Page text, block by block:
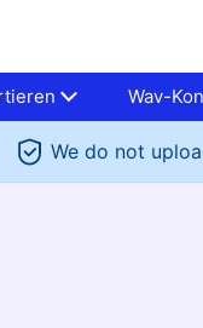
Wav-
We do not